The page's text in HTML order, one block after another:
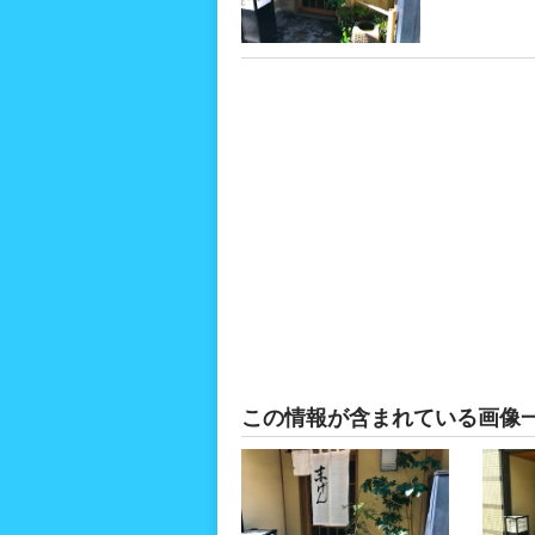
この情報が含まれている画像